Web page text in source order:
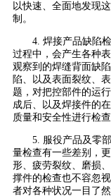
以快速、全面地发现
制。
4. 焊接产品缺陷
过程中，会产生各种
观察到的焊缝背面缺
陷、以及表面裂纹、
题，对把控部件的运
成后、以及焊接件的
质量和安全性进行检查
5. 服役产品及零
量检查有一些差别，
形、疲劳裂纹、磨损
撑件的检查也不容忽
者对各种状况一目了然